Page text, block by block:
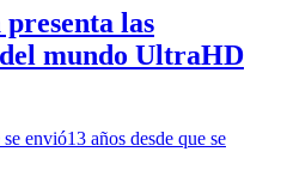
presenta las
mundo UltraHD
se envió13 años desde que se